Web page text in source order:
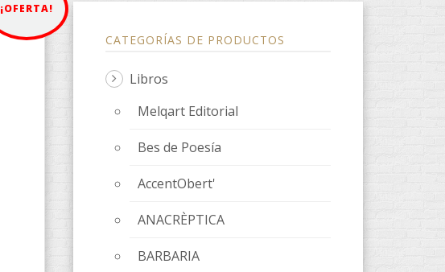
¡OFERTA!
CATEGORÍAS DE PRODUCTOS
Libros
Melqart Editorial
Bes de Poesía
AccentObert'
ANACRÈPTICA
BARBARIA